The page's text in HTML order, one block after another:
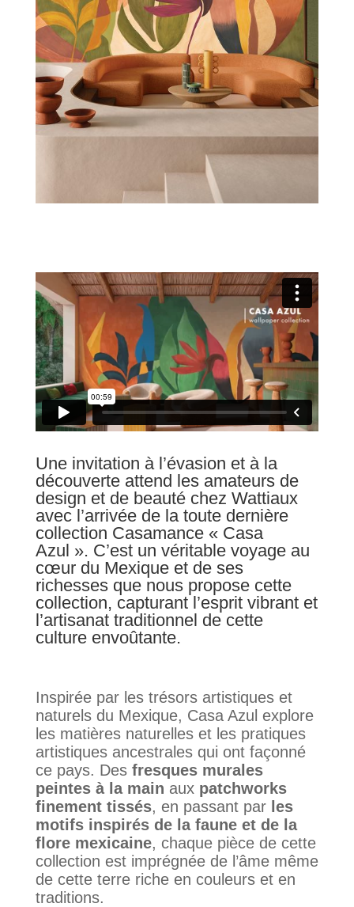
Une invitation à l’évasion et à la
découverte attend les amateurs de
design et de beauté chez Wattiaux
avec l’arrivée de la toute dernière
collection Casamance « Casa
Azul ». C’est un véritable voyage au
cœur du Mexique et de ses
richesses que nous propose cette
collection, capturant l’esprit vibrant et
l’artisanat traditionnel de cette
culture envoûtante.
Inspirée par les trésors artistiques et
naturels du Mexique, Casa Azul explore
les matières naturelles et les pratiques
artistiques ancestrales qui ont façonné
ce pays. Des fresques murales
peintes à la main aux patchworks
finement tissés, en passant par les
motifs inspirés de la faune et de la
flore mexicaine, chaque pièce de cette
collection est imprégnée de l’âme même
de cette terre riche en couleurs et en
traditions.